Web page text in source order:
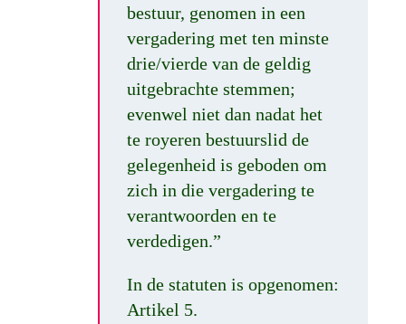
bestuur, genomen in een
vergadering met ten minste
drie/vierde van de geldig
uitgebrachte stemmen;
evenwel niet dan nadat het
te royeren bestuurslid de
gelegenheid is geboden om
zich in die vergadering te
verantwoorden en te
verdedigen.”
In de statuten is opgenomen:
Artikel 5.